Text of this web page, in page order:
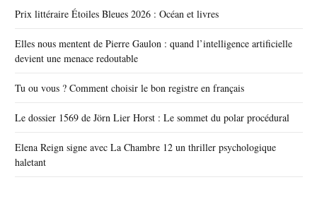
Prix littéraire Étoiles Bleues 2026 : Océan et livres
Elles nous mentent de Pierre Gaulon : quand l’intelligence artificielle
devient une menace redoutable
Tu ou vous ? Comment choisir le bon registre en français
Le dossier 1569 de Jörn Lier Horst : Le sommet du polar procédural
Elena Reign signe avec La Chambre 12 un thriller psychologique
haletant